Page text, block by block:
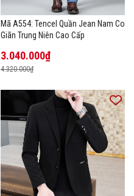
Mã A554: Tencel Quần Jean Nam Co
Giãn Trung Niên Cao Cấp
3.040.000₫
4.320.000₫